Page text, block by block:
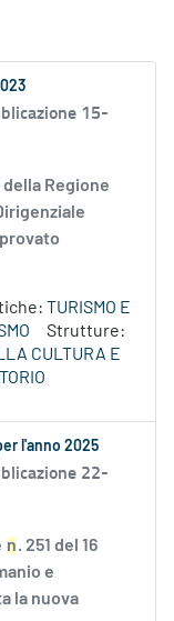
15-
Regione
TURISMO E
Strutture:
CULTURA E
l'anno 2025
22-
n. 251 del 16
e
la nuova